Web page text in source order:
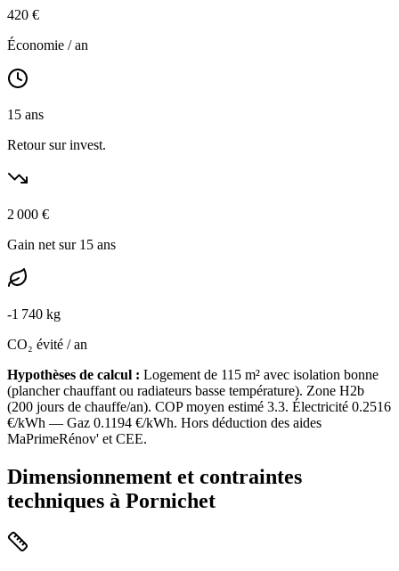
420 €
Économie / an
15 ans
Retour sur invest.
2 000 €
Gain net sur 15 ans
-1 740 kg
CO₂ évité / an
Hypothèses de calcul : Logement de 115 m² avec isolation bonne
(plancher chauffant ou radiateurs basse température). Zone H2b
(200 jours de chauffe/an). COP moyen estimé 3.3. Électricité 0.2516
€/kWh — Gaz 0.1194 €/kWh. Hors déduction des aides
MaPrimeRénov' et CEE.
Dimensionnement et contraintes
techniques à Pornichet